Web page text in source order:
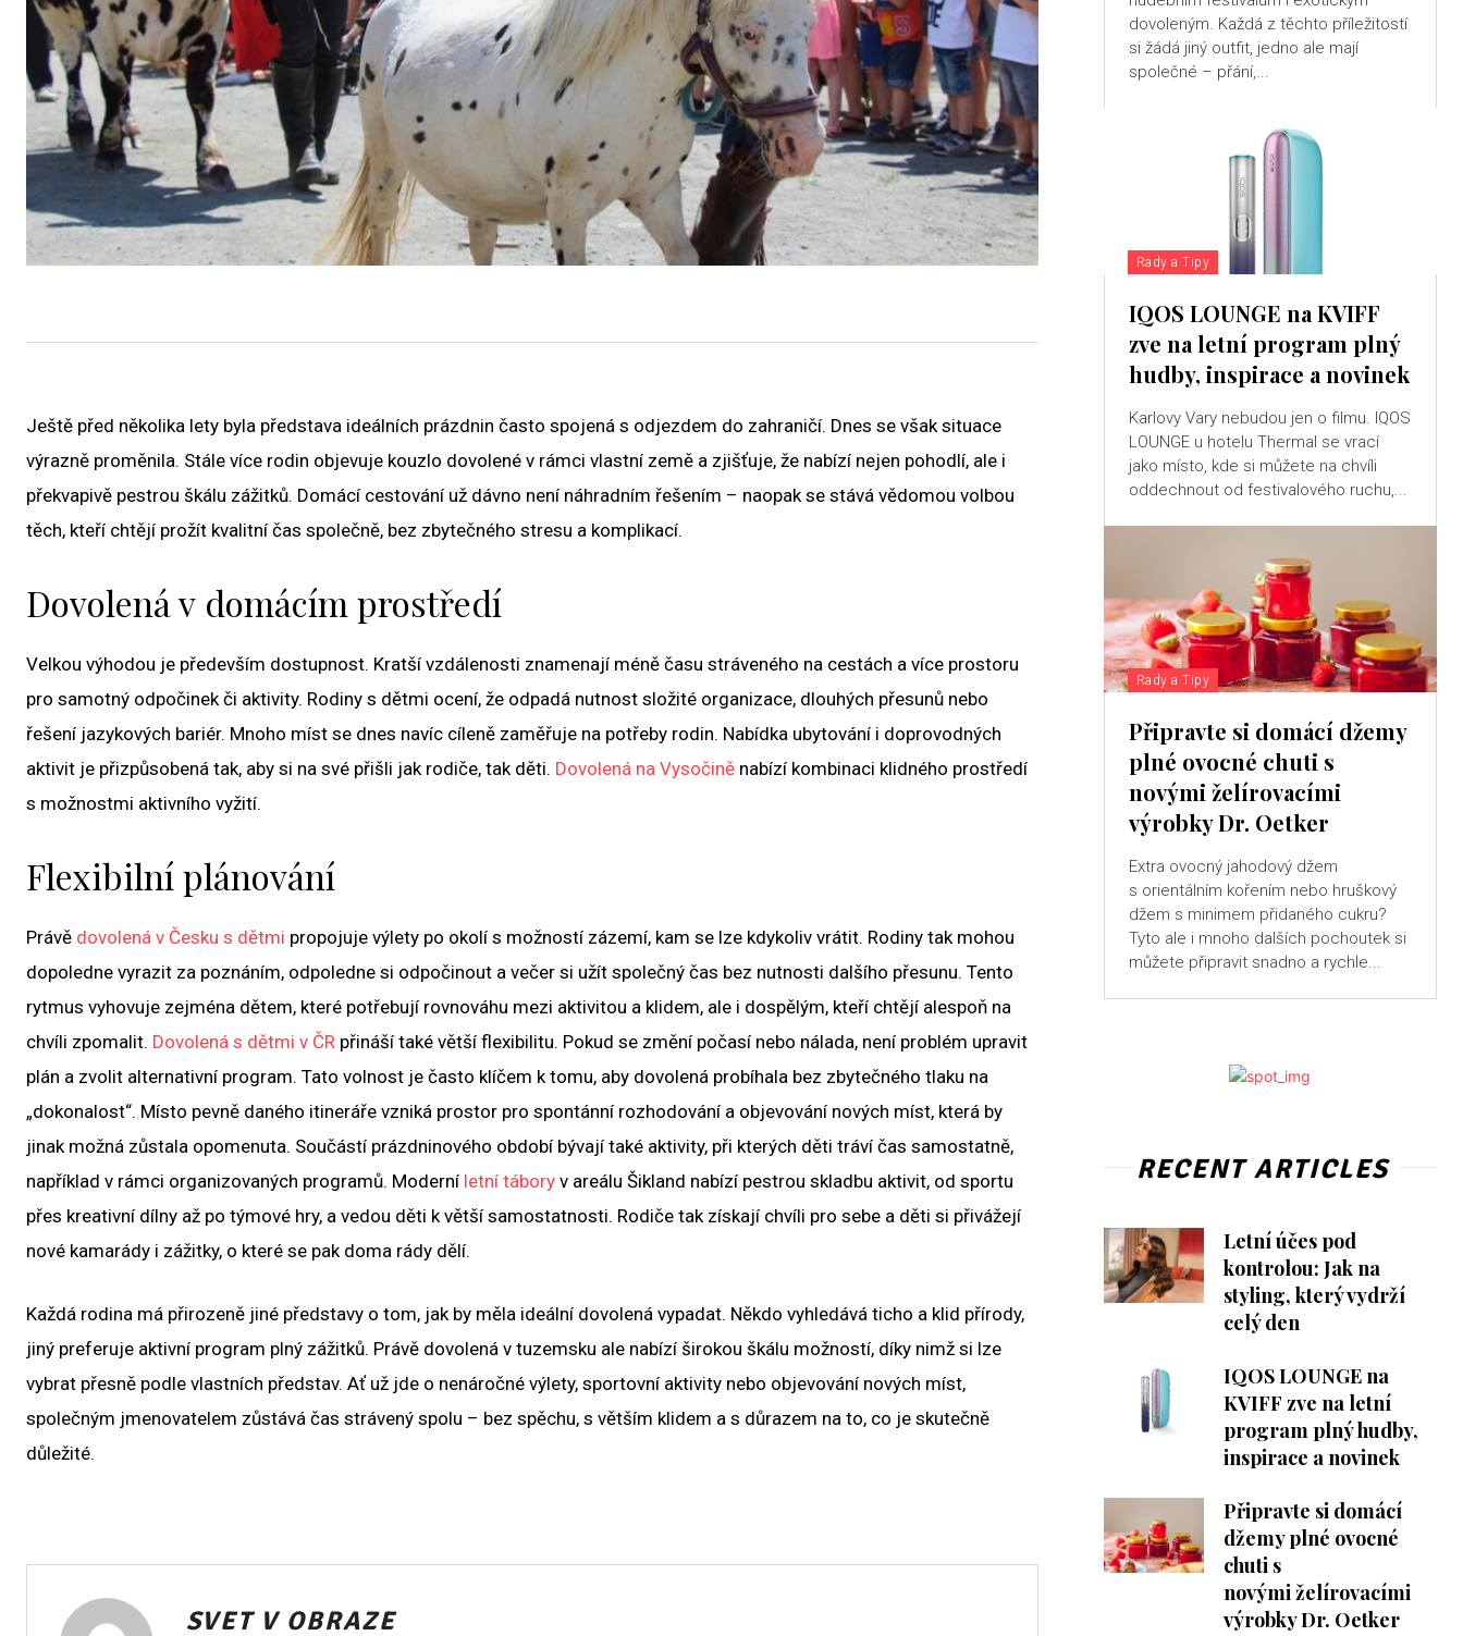
Ještě před několika lety byla představa ideálních prázdnin často spojená s odjezdem do zahraničí. Dnes se však situace
výrazně proměnila. Stále více rodin objevuje kouzlo dovolené v rámci vlastní země a zjišťuje, že nabízí nejen pohodlí, ale i
překvapivě pestrou škálu zážitků. Domácí cestování už dávno není náhradním řešením – naopak se stává vědomou volbou
těch, kteří chtějí prožít kvalitní čas společně, bez zbytečného stresu a komplikací.
Dovolená v domácím prostředí
Velkou výhodou je především dostupnost. Kratší vzdálenosti znamenají méně času stráveného na cestách a více prostoru
pro samotný odpočinek či aktivity. Rodiny s dětmi ocení, že odpadá nutnost složité organizace, dlouhých přesunů nebo
řešení jazykových bariér. Mnoho míst se dnes navíc cíleně zaměřuje na potřeby rodin. Nabídka ubytování i doprovodných
aktivit je přizpůsobená tak, aby si na své přišli jak rodiče, tak děti. Dovolená na Vysočině nabízí kombinaci klidného prostředí
s možnostmi aktivního vyžití.
Flexibilní plánování
Právě dovolená v Česku s dětmi propojuje výlety po okolí s možností zázemí, kam se lze kdykoliv vrátit. Rodiny tak mohou
dopoledne vyrazit za poznáním, odpoledne si odpočinout a večer si užít společný čas bez nutnosti dalšího přesunu. Tento
rytmus vyhovuje zejména dětem, které potřebují rovnováhu mezi aktivitou a klidem, ale i dospělým, kteří chtějí alespoň na
chvíli zpomalit. Dovolená s dětmi v ČR přináší také větší flexibilitu. Pokud se změní počasí nebo nálada, není problém upravit
plán a zvolit alternativní program. Tato volnost je často klíčem k tomu, aby dovolená probíhala bez zbytečného tlaku na
„dokonalost“. Místo pevně daného itineráře vzniká prostor pro spontánní rozhodování a objevování nových míst, která by
jinak možná zůstala opomenuta. Součástí prázdninového období bývají také aktivity, při kterých děti tráví čas samostatně,
například v rámci organizovaných programů. Moderní letní tábory v areálu Šikland nabízí pestrou skladbu aktivit, od sportu
přes kreativní dílny až po týmové hry, a vedou děti k větší samostatnosti. Rodiče tak získají chvíli pro sebe a děti si přivážejí
nové kamarády i zážitky, o které se pak doma rády dělí.
Každá rodina má přirozeně jiné představy o tom, jak by měla ideální dovolená vypadat. Někdo vyhledává ticho a klid přírody,
jiný preferuje aktivní program plný zážitků. Právě dovolená v tuzemsku ale nabízí širokou škálu možností, díky nimž si lze
vybrat přesně podle vlastních představ. Ať už jde o nenáročné výlety, sportovní aktivity nebo objevování nových míst,
společným jmenovatelem zůstává čas strávený spolu – bez spěchu, s větším klidem a s důrazem na to, co je skutečně
důležité.
SVET V OBRAZE
dovoleným. Každá z těchto příležitostí
si žádá jiný outfit, jedno ale mají
společné – přání,...
Rady a Tipy
IQOS LOUNGE na KVIFF
zve na letní program plný
hudby, inspirace a novinek
Karlovy Vary nebudou jen o filmu. IQOS
LOUNGE u hotelu Thermal se vrací
jako místo, kde si můžete na chvíli
oddechnout od festivalového ruchu,...
Rady a Tipy
Připravte si domácí džemy
plné ovocné chuti s
novými želírovacími
výrobky Dr. Oetker
Extra ovocný jahodový džem
s orientálním kořením nebo hruškový
džem s minimem přidaného cukru?
Tyto ale i mnoho dalších pochoutek si
můžete připravit snadno a rychle...
RECENT ARTICLES
Letní účes pod
kontrolou: Jak na
styling, který vydrží
celý den
IQOS LOUNGE na
KVIFF zve na letní
program plný hudby,
inspirace a novinek
Připravte si domácí
džemy plné ovocné
chuti s
novými želírovacími
výrobky Dr. Oetker